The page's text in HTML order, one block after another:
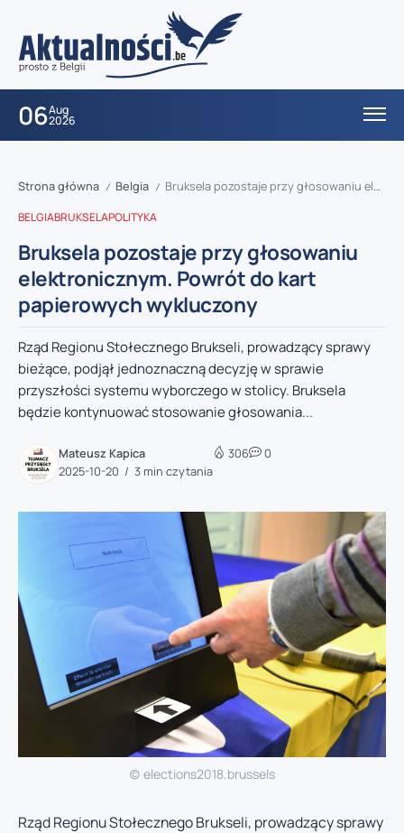
06Aug
2026
Strona główna / Belgia / Bruksela pozostaje przy głosowaniu elektronicznym. Powrót do kart papierowych wykluczony
BELGIABRUKSELAPOLITYKA
Bruksela pozostaje przy głosowaniu
elektronicznym. Powrót do kart
papierowych wykluczony
Rząd Regionu Stołecznego Brukseli, prowadzący sprawy
bieżące, podjął jednoznaczną decyzję w sprawie
przyszłości systemu wyborczego w stolicy. Bruksela
będzie kontynuować stosowanie głosowania...
Mateusz Kapica
2025-10-20
3 min czytania
306 0
(c) elections2018.brussels
Rząd Regionu Stołecznego Brukseli, prowadzący sprawy